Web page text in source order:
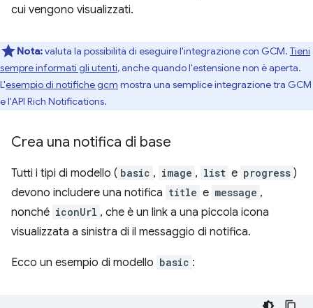
cui vengono visualizzati.
Nota:valuta la possibilità di eseguire l'integrazione con GCM. Tieni
sempre informati gli utenti, anche quando l'estensione non è aperta.
L'esempio di notifiche gcm mostra una semplice integrazione tra GCM
e l'API Rich Notifications.
Crea una notifica di base
Tutti i tipi di modello ( basic , image , list e progress )
devono includere una notifica title e message ,
nonché iconUrl , che è un link a una piccola icona
visualizzata a sinistra di il messaggio di notifica.
Ecco un esempio di modello basic :